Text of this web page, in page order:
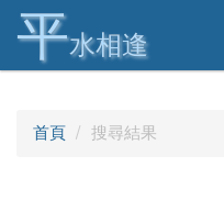
平水相逢
首頁 搜尋結果